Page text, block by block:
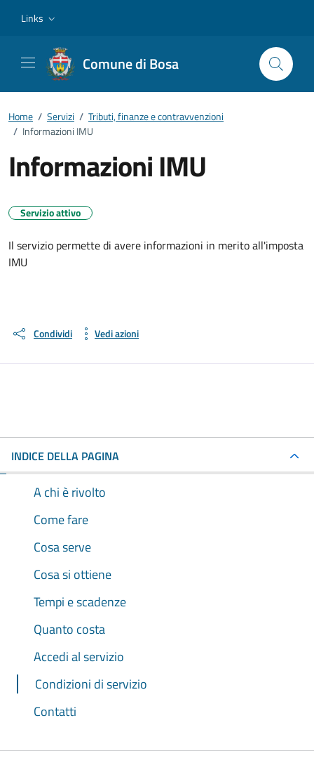
Links
Comune di Bosa
Home / Servizi / Tributi, finanze e contravvenzioni
/ Informazioni IMU
Informazioni IMU
Servizio attivo
Il servizio permette di avere informazioni in merito all'imposta
IMU
Condividi Vedi azioni
INDICE DELLA PAGINA
A chi è rivolto
Come fare
Cosa serve
Cosa si ottiene
Tempi e scadenze
Quanto costa
Accedi al servizio
Condizioni di servizio
Contatti